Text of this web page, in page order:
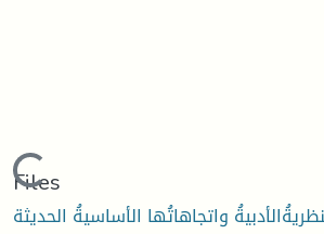
Loading...
Files